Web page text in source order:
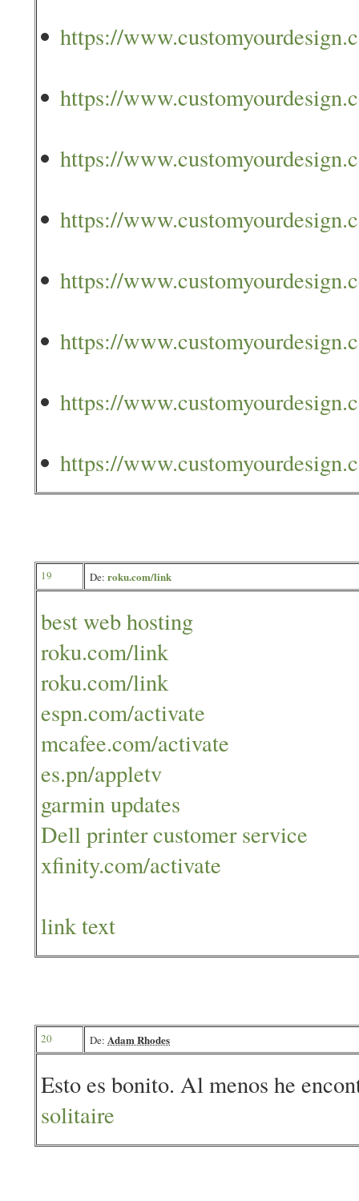
https://
https://
https://
https://
https://
https://
https://
https://
19 De: roku.com/link
best web hosting
roku.com/link
roku.com/link
espn.com/activate
mcafee.com/activate
es.pn/appletv
garmin updates
Dell printer customer service
xfinity.com/activate
link text
20 De: Adam Rhodes
Esto es bonito. Al menos he
solitaire